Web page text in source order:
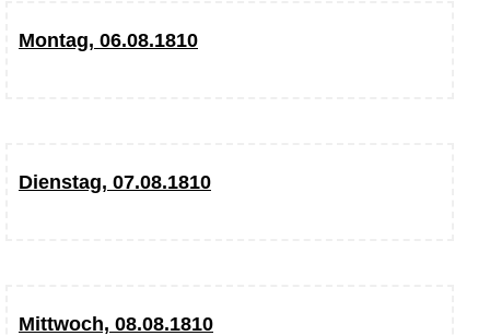
Montag, 06.08.1810
Dienstag, 07.08.1810
Mittwoch, 08.08.1810